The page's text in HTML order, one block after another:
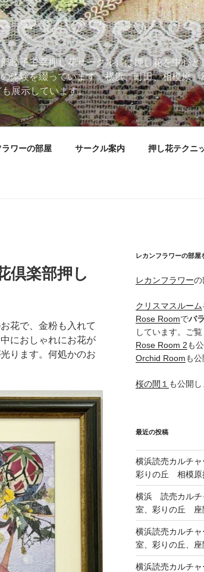
睦子主宰押し花サークル）は押し花を中心
体験を綴っています。横浜、町田、相模原
展示しています。
ラワーの部屋 サークル案内 押し花テクニ
倶楽部押し
花で、金粉も入れて
におしゃれにお花が
ります。何処かのお
レカンフラワーの部屋
レカンフラワーの
クリスマスルーム
Rose Roomでバ
しています。ご覧
Rose Room 2も
Orchid Roomも公
桜の間１ も公開し
最近の投稿
横浜読売カルチャ
彩りの丘 相模原
横浜 読売カルチ
室、彩りの丘 座
横浜読売カルチ
室、彩りの丘、
横浜読売カルチ